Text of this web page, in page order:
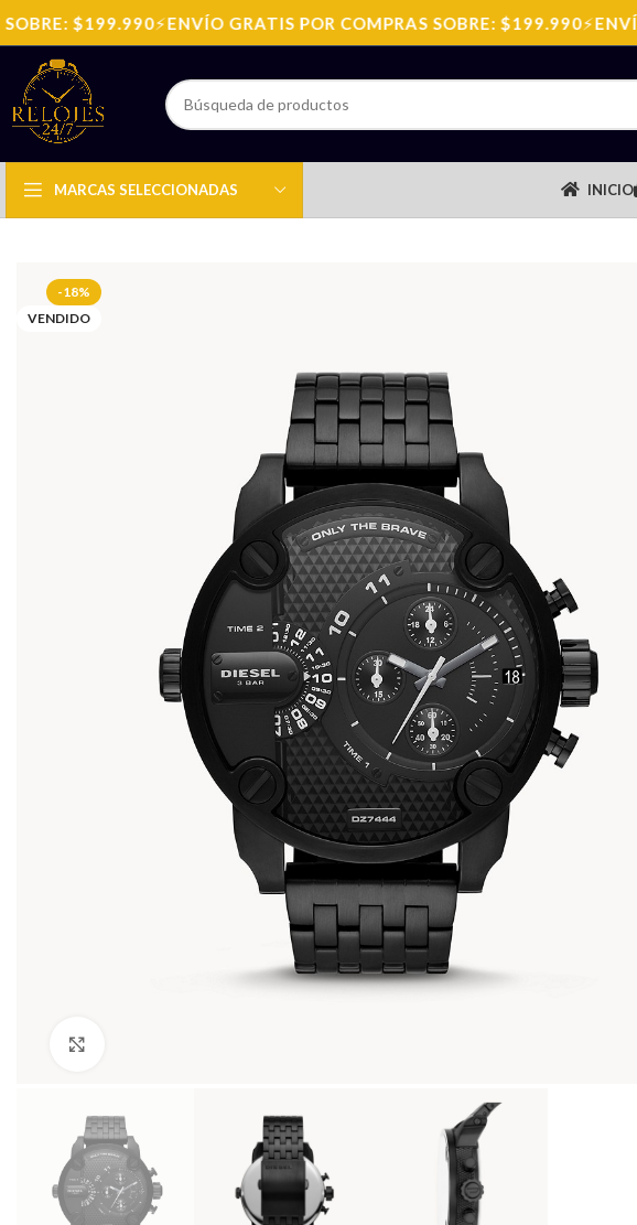
$199.990⚡ENVÍO GRATIS POR COMPRAS SOBRE: $199.990⚡ENVÍO
MARCAS SELECCIONADAS INICIO
-18%
VENDIDO